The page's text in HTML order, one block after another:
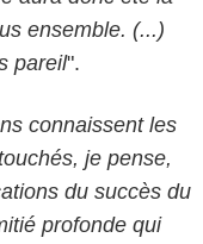
ensemble. (...)
pareil".
connaissent les
je pense,
du succès du
profonde qui